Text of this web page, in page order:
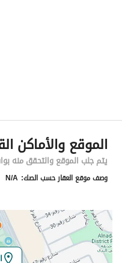
رقم المبنى
الرقم الاضافي
خط العرض
خط الطول
الموقع والأماكن
يتم جلب الموقع والتحقق منه
وصف موقع العقار حسب الصك: N/A